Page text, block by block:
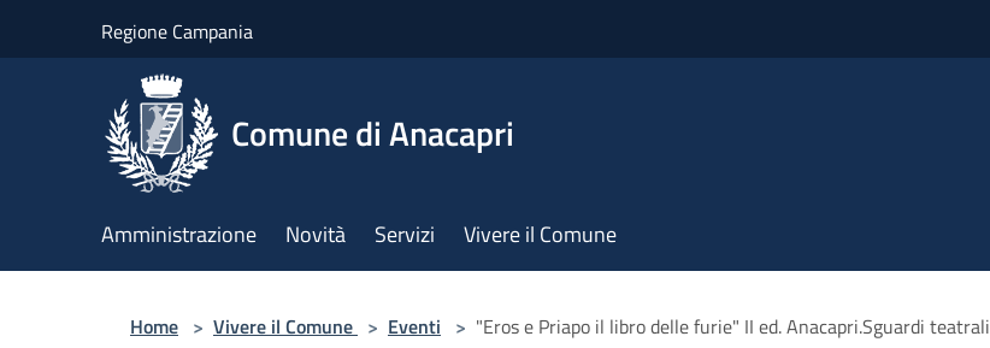
Regione Campania
Comune di Anacapri
Amministrazione Novità Servizi Vivere il Comune
Home > Vivere il Comune > Eventi > "Eros e Priapo il libro delle furie" II ed. Anacapri.Sguardi teatrali